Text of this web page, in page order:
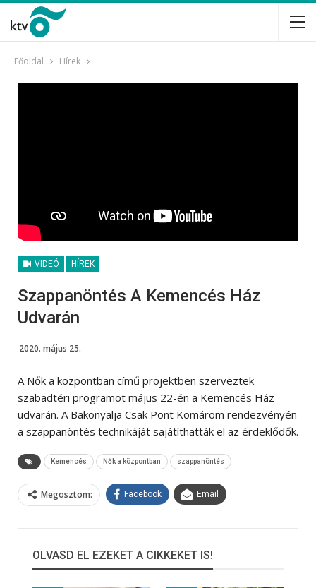
Főoldal Hírek
VIDEÓ HÍREK
Szappanöntés A Kemencés Ház
Udvarán
2020. május 25.
A Nők a központban című projektben szerveztek
szabadtéri programot május 22-én a Kemencés Ház
udvarán. A Bakonyalja Csak Pont Komárom rendezvényén
a szappanöntés technikáját sajátíthatták el az érdeklődők.
Kemencés Nők a központban szappanöntés
Megosztom: Facebook Email
OLVASD EL EZEKET A CIKKEKET IS!